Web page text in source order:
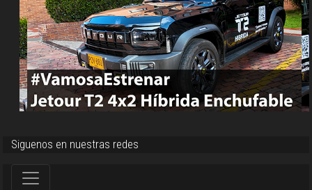
Siguenos en nuestras redes